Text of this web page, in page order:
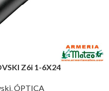
Z6i 1-6X24
,ÓPTICA